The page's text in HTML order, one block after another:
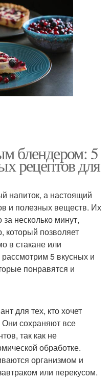
блендером: 5
рецептов для
напиток, а настоящий
и полезных веществ. Их
несколько минут,
который позволяет
в стакане или
5 вкусных и
понравятся и
для тех, кто хочет
Они сохраняют все
так как не
обработке.
организмом и
или перекусом.